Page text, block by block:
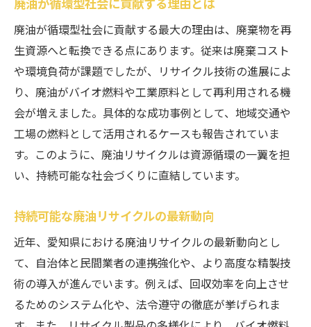
廃油が循環型社会に貢献する最大の理由は、廃棄物を再
生資源へと転換できる点にあります。従来は廃棄コスト
や環境負荷が課題でしたが、リサイクル技術の進展によ
り、廃油がバイオ燃料や工業原料として再利用される機
会が増えました。具体的な成功事例として、地域交通や
工場の燃料として活用されるケースも報告されていま
す。このように、廃油リサイクルは資源循環の一翼を担
い、持続可能な社会づくりに直結しています。
持続可能な廃油リサイクルの最新動向
近年、愛知県における廃油リサイクルの最新動向とし
て、自治体と民間業者の連携強化や、より高度な精製技
術の導入が進んでいます。例えば、回収効率を向上させ
るためのシステム化や、法令遵守の徹底が挙げられま